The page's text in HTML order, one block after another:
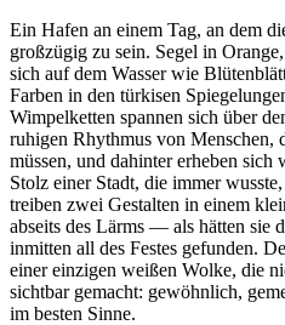
Ein Hafen an einem Tag, an dem
großzügig zu sein. Segel in
sich auf dem Wasser wie
Farben in den türkisen
Wimpelketten spannen sich über
ruhigen Rhythmus von Menschen,
müssen, und dahinter erheben sich
Stolz einer Stadt, die immer
treiben zwei Gestalten in einem
abseits des Lärms — als hätten sie
inmitten all des Festes gefunden.
einer einzigen weißen Wolke, die
sichtbar gemacht: gewöhnlich,
im besten Sinne.